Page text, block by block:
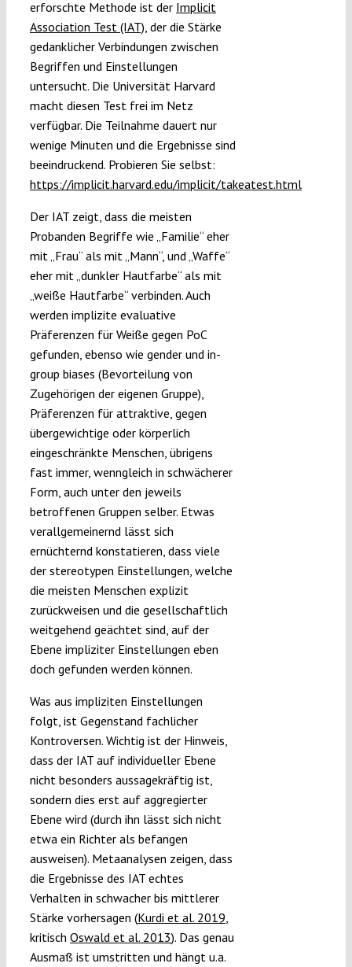
erforschte Methode ist der Implicit
Association Test (IAT), der die Stärke
gedanklicher Verbindungen zwischen
Begriffen und Einstellungen
untersucht. Die Universität Harvard
macht diesen Test frei im Netz
verfügbar. Die Teilnahme dauert nur
wenige Minuten und die Ergebnisse sind
beeindruckend. Probieren Sie selbst:
https://implicit.harvard.edu/implicit/takeatest.html
Der IAT zeigt, dass die meisten
Probanden Begriffe wie „Familie“ eher
mit „Frau“ als mit „Mann“, und „Waffe“
eher mit „dunkler Hautfarbe“ als mit
„weiße Hautfarbe“ verbinden. Auch
werden implizite evaluative
Präferenzen für Weiße gegen PoC
gefunden, ebenso wie gender und in-
group biases (Bevorteilung von
Zugehörigen der eigenen Gruppe),
Präferenzen für attraktive, gegen
übergewichtige oder körperlich
eingeschränkte Menschen, übrigens
fast immer, wenngleich in schwächerer
Form, auch unter den jeweils
betroffenen Gruppen selber. Etwas
verallgemeinernd lässt sich
ernüchternd konstatieren, dass viele
der stereotypen Einstellungen, welche
die meisten Menschen explizit
zurückweisen und die gesellschaftlich
weitgehend geächtet sind, auf der
Ebene impliziter Einstellungen eben
doch gefunden werden können.
Was aus impliziten Einstellungen
folgt, ist Gegenstand fachlicher
Kontroversen. Wichtig ist der Hinweis,
dass der IAT auf individueller Ebene
nicht besonders aussagekräftig ist,
sondern dies erst auf aggregierter
Ebene wird (durch ihn lässt sich nicht
etwa ein Richter als befangen
ausweisen). Metaanalysen zeigen, dass
die Ergebnisse des IAT echtes
Verhalten in schwacher bis mittlerer
Stärke vorhersagen (Kurdi et al. 2019
kritisch Oswald et al. 2013). Das genau
Ausmaß ist umstritten und hängt u.a.